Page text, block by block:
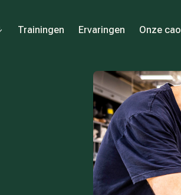
Trainingen Ervaringen Onze cao